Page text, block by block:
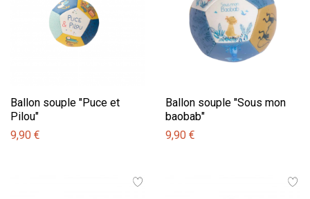
Ballon souple "Puce et
Pilou"
9,90 €
Ballon souple "Sous mon
baobab"
9,90 €